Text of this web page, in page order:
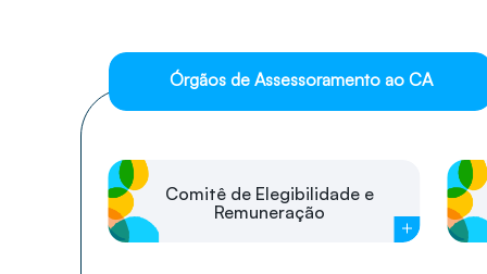
Órgãos de Assessoramento ao CA
Comitê de Elegibilidade e
Remuneração